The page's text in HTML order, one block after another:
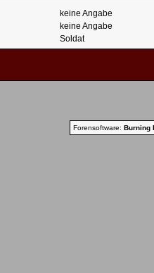
keine Angabe
keine Angabe
Soldat
Forensoftware: Burning